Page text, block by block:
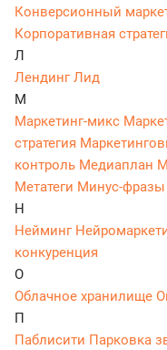
Конверсионный
Корпоративная
Л
ЛендингЛид
М
Маркетинг-микс
стратегия
контроль Медиаплан
Метатеги Минус-
Н
Нейминг
конкуренция
О
Облачное хранилище
П
Паблисити Парковка